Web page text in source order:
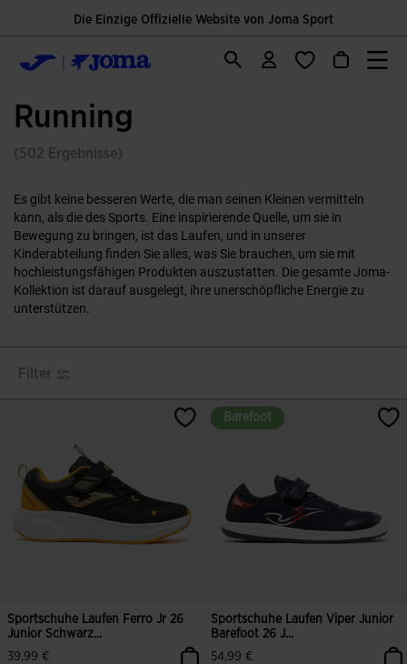
Die Einzige Offizielle Website von Joma Sport
Running
(502 Ergebnisse)
Es gibt keine besseren Werte, die man seinen Kleinen vermitteln
kann, als die des Sports. Eine inspirierende Quelle, um sie in
Bewegung zu bringen, ist das Laufen, und in unserer
Kinderabteilung finden Sie alles, was Sie brauchen, um sie mit
hochleistungsfähigen Produkten auszustatten. Die gesamte Joma-
Kollektion ist darauf ausgelegt, ihre unerschöpfliche Energie zu
unterstützen.
Filter
Sportschuhe Laufen Ferro Jr 26
Junior Schwarz...
39,99 €
Barefoot
Barefoot
Sportschuhe Laufen Viper Junior
Barefoot 26 J...
54,99 €